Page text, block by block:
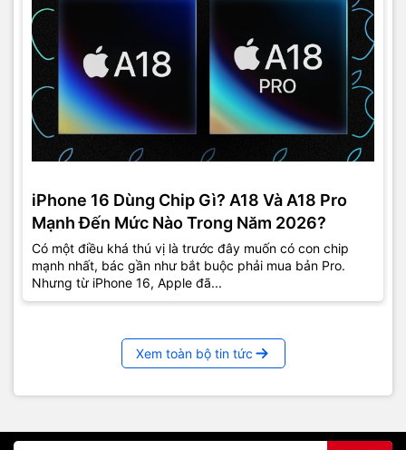
iPhone 16 Dùng Chip Gì? A18 Và A18 Pro
Mạnh Đến Mức Nào Trong Năm 2026?
Có một điều khá thú vị là trước đây muốn có con chip
mạnh nhất, bác gần như bắt buộc phải mua bản Pro.
Nhưng từ iPhone 16, Apple đã...
Xem toàn bộ tin tức